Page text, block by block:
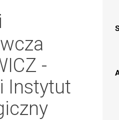
-
Instytut